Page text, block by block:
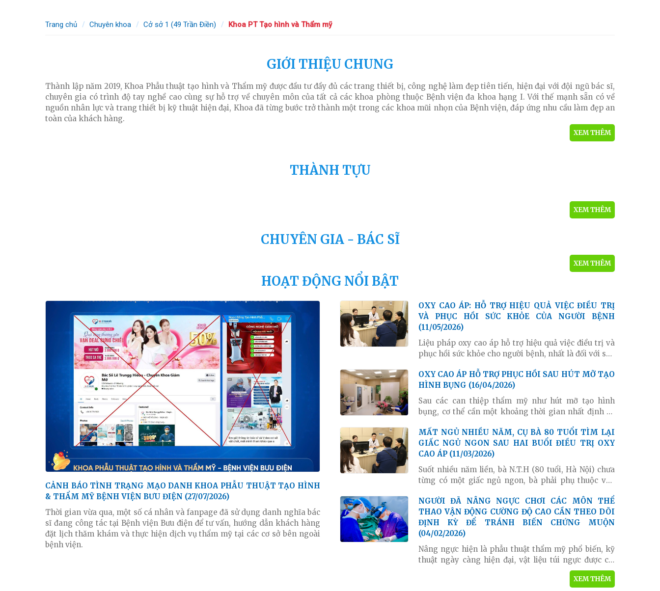
Trang chủ Chuyên khoa Cở sở 1 (49 Trần Điền) Khoa PT Tạo hình và Thẩm mỹ
GIỚI THIỆU CHUNG
KHOA PHẪU THUẬT TẠO HÌNH VÀ THẨM MỸ (11/10/2021)
Thành lập năm 2019, Khoa Phẫu thuật tạo hình và Thẩm mỹ được đầu tư đầy đủ các trang thiết bị, công nghệ làm đẹp tiên tiến, hiện đại với đội ngũ bác sĩ,
chuyên gia có trình độ tay nghề cao cùng sự hỗ trợ về chuyên môn của tất cả các khoa phòng thuộc Bệnh viện đa khoa hạng I. Với thế mạnh sẵn có về
nguồn nhân lực và trang thiết bị kỹ thuật hiện đại, Khoa đã từng bước trở thành một trong các khoa mũi nhọn của Bệnh viện, đáp ứng nhu cầu làm đẹp an
toàn của khách hàng.
XEM THÊM
THÀNH TỰU
XEM THÊM
CHUYÊN GIA - BÁC SĨ
XEM THÊM
HOẠT ĐỘNG NỔI BẬT
CẢNH BÁO TÌNH TRẠNG MẠO DANH KHOA PHẪU THUẬT TẠO HÌNH
& THẨM MỸ BỆNH VIỆN BƯU ĐIỆN (27/07/2026)
Thời gian vừa qua, một số cá nhân và fanpage đã sử dụng danh nghĩa bác
sĩ đang công tác tại Bệnh viện Bưu điện để tư vấn, hướng dẫn khách hàng
đặt lịch thăm khám và thực hiện dịch vụ thẩm mỹ tại các cơ sở bên ngoài
bệnh viện.
OXY CAO ÁP: HỖ TRỢ HIỆU QUẢ VIỆC ĐIỀU TRỊ
VÀ PHỤC HỒI SỨC KHỎE CỦA NGƯỜI BỆNH
(11/05/2026)
Liệu pháp oxy cao áp hỗ trợ hiệu quả việc điều trị và
phục hồi sức khỏe cho người bệnh, nhất là đối với sản
các tổn thương mô mềm. Đây không chỉ là đánh giá
của các bác sĩ mà là điều được hàng trăm người bệnh
đã trực tiếp trải nghiệm liệu pháp oxy cao áp tại Bệnh
viện Bưu điện khẳng định.
OXY CAO ÁP HỖ TRỢ PHỤC HỒI SAU HÚT MỠ TẠO
HÌNH BỤNG (16/04/2026)
Sau các can thiệp thẩm mỹ như hút mỡ tạo hình
bụng, cơ thể cần một khoảng thời gian nhất định để
máu dưới da và cấu trúc thành bụng đồng thời bước
vào quá trình tái tạo. Tại khoa Phẫu thuật Tạo hình
và Thẩm mỹ Bệnh viện Bưu điện, phương pháp Oxy
cao áp đang được ứng dụng hiệu quả hỗ trợ phục hồi
góp phần nâng cao chất lượng điều trị thẩm mỹ y
khoa.
MẤT NGỦ NHIỀU NĂM, CỤ BÀ 80 TUỔI TÌM LẠI
GIẤC NGỦ NGON SAU HAI BUỔI ĐIỀU TRỊ OXY
CAO ÁP (11/03/2026)
Suốt nhiều năm liền, bà N.T.H (80 tuổi, Hà Nội) chưa
từng có một giấc ngủ ngon, bà phải phụ thuộc vào
nhưng chỉ sau hai buổi điều trị bằng Oxy cao áp tại
Bệnh viện Bưu điện, bà H. đã có thể ngủ trọn giấc suốt
8 tiếng mà không cần dùng thuốc. Kết quả này cho
thấy hiệu quả tích cực của việc ứng dụng Oxy cao áp
trong hỗ trợ điều trị cải thiện giấc ngủ đối với người
bệnh mất ngủ kéo dài.
NGƯỜI ĐÃ NÂNG NGỰC CHƠI CÁC MÔN THỂ
THAO VẬN ĐỘNG CƯỜNG ĐỘ CAO CẦN THEO DÕI
ĐỊNH KỲ ĐỂ TRÁNH BIẾN CHỨNG MUỘN
(04/02/2026)
Nâng ngực hiện là phẫu thuật thẩm mỹ phổ biến, kỹ
thuật ngày càng hiện đại, vật liệu túi ngực được cải
tiến về độ bền và độ an toàn ngày càng cao. Tuy
nhiên, các biến chứng muộn vẫn có thể xảy ra, trong
XEM THÊM